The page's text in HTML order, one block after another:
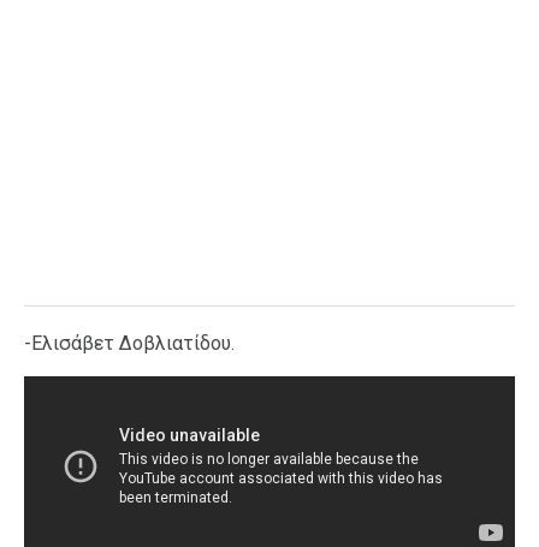
-Ελισάβετ Δοβλιατίδου.